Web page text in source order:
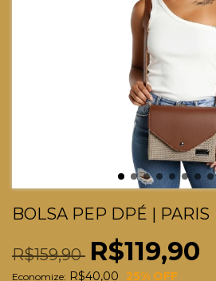
BOLSA PEP DPÉ | PARIS
R$159,90 R$119,90
Economize: R$40,00 25% OFF